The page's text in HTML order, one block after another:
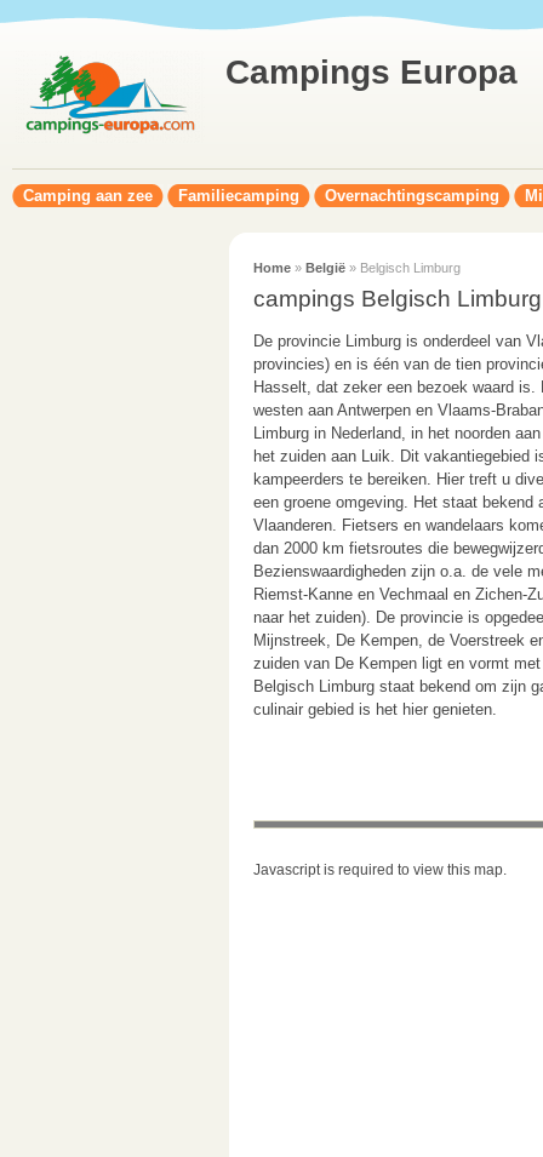
Campings Europa
Camping aan zee Familiecamping Overnachtingscamping
Home» België» Belgisch Limburg
campings Belgisch Limburg
De provincie Limburg is onderdeel van
provincies) en is één van de tien
Hasselt, dat zeker een bezoek waard
westen aan Antwerpen en Vlaams-
Limburg in Nederland, in het noorden
het zuiden aan Luik. Dit vakantiegebied
kampeerders te bereiken. Hier treft u
een groene omgeving. Het staat bekend
Vlaanderen. Fietsers en wandelaars
dan 2000 km fietsroutes die
Bezienswaardigheden zijn o.a. de vele
Riemst-Kanne en Vechmaal en Zichen-
naar het zuiden). De provincie is
Mijnstreek, De Kempen, de Voerstreek
zuiden van De Kempen ligt en vormt
Belgisch Limburg staat bekend om zijn
culinair gebied is het hier genieten.
Javascript is required to view this map.